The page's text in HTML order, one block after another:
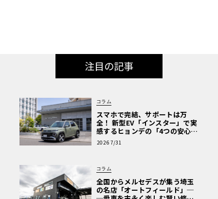
注目の記事
コラム
スマホで完結、サポートは万
全！ 新型EV「インスター」で実
感するヒョンデの「4つの安心」
【第1回・ヒョンデ6つの疑問：
Why? Hyundai?】〈PR〉
2026 7/31
コラム
全国からメルセデスが集う埼玉
の名店「オートフィールド」─